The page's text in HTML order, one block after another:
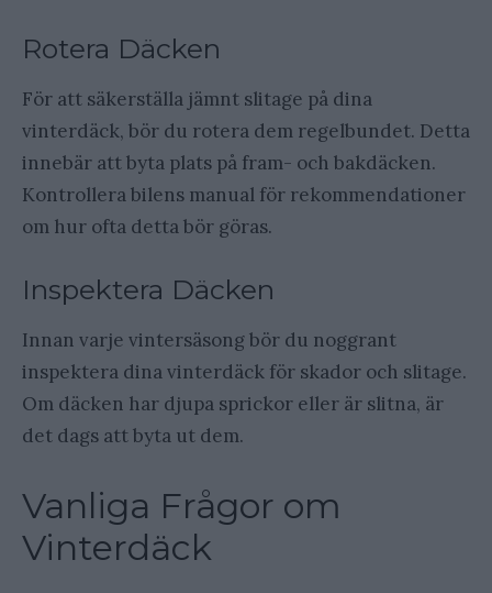
Rotera Däcken
För att säkerställa jämnt slitage på dina
vinterdäck, bör du rotera dem regelbundet. Detta
innebär att byta plats på fram- och bakdäcken.
Kontrollera bilens manual för rekommendationer
om hur ofta detta bör göras.
Inspektera Däcken
Innan varje vintersäsong bör du noggrant
inspektera dina vinterdäck för skador och slitage.
Om däcken har djupa sprickor eller är slitna, är
det dags att byta ut dem.
Vanliga Frågor om
Vinterdäck